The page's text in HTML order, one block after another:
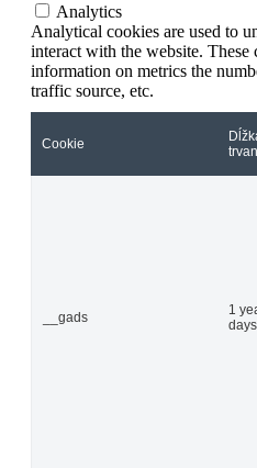
Analytics
Analytical cookies are used to
interact with the website. These
information on metrics the
traffic source, etc.
Cookie
__gads
1
days